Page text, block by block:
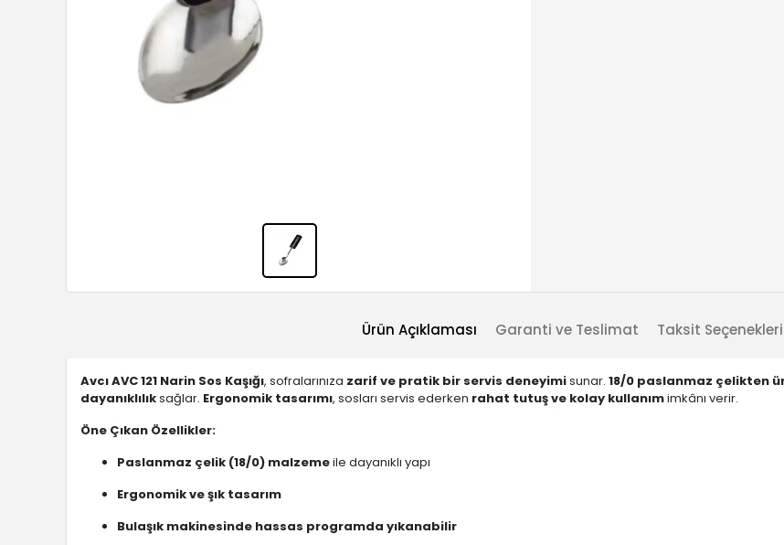
Ürün Açıklaması Garanti ve Teslimat Taksit Seçenekleri
Avcı AVC 121 Narin Sos Kaşığı, sofralarınıza zarif ve pratik bir servis deneyimisunar. 18/0 paslanmaz çelikten
dayanıklılıksağlar. Ergonomik tasarımı, sosları servis ederken rahat tutuş ve kolay kullanımimkânı verir.
Öne Çıkan Özellikler:
Paslanmaz çelik (18/0) malzemeile dayanıklı yapı
Ergonomik ve şık tasarım
Bulaşık makinesinde hassas programda yıkanabilir